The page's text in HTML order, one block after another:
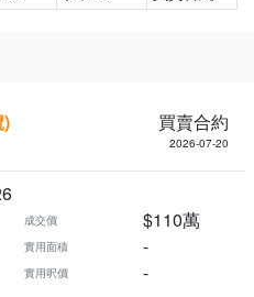
買賣合約
2026-07-20
成交價 $110萬
實用面積 -
實用呎價 -